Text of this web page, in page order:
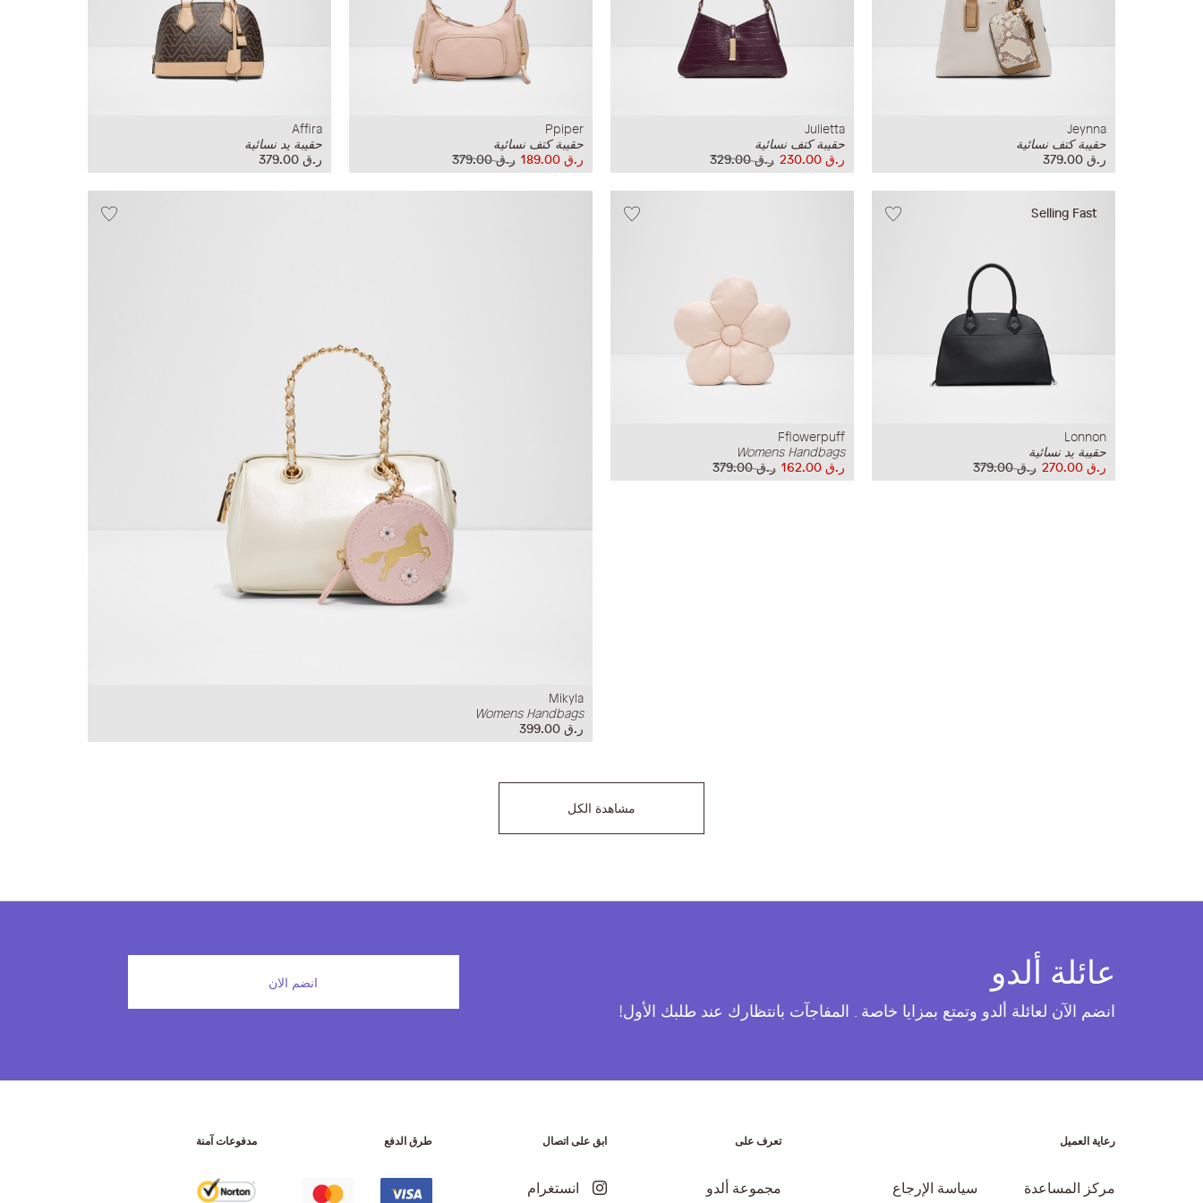
Jeynna
حقيبة كتف نسائية
ر.ق‏ 379.00
Julietta
حقيبة كتف نسائية
ر.ق‏ 329.00
ر.ق‏ 230.00
Ppiper
حقيبة كتف نسائية
ر.ق‏ 379.00
ر.ق‏ 189.00
Affira
حقيبة يد نسائية
ر.ق‏ 379.00
Selling Fast
Lonnon
حقيبة يد نسائية
ر.ق‏ 379.00
ر.ق‏ 270.00
Fflowerpuff
Womens Handbags
ر.ق‏ 379.00
ر.ق‏ 162.00
Mikyla
Womens Handbags
ر.ق‏ 399.00
مشاهدة الكل
عائلة ألدو
انضم الآن لعائلة ألدو وتمتع بمزايا خاصة . المفاجآت بانتظارك عند طلبك الأول!
انضم الان
رعاية العميل
مركز المساعدة سياسة الإرجاع
تعرف على
مجموعة ألدو
ابق على اتصال
انستغرام
طرق الدفع مدفوعات آمنة